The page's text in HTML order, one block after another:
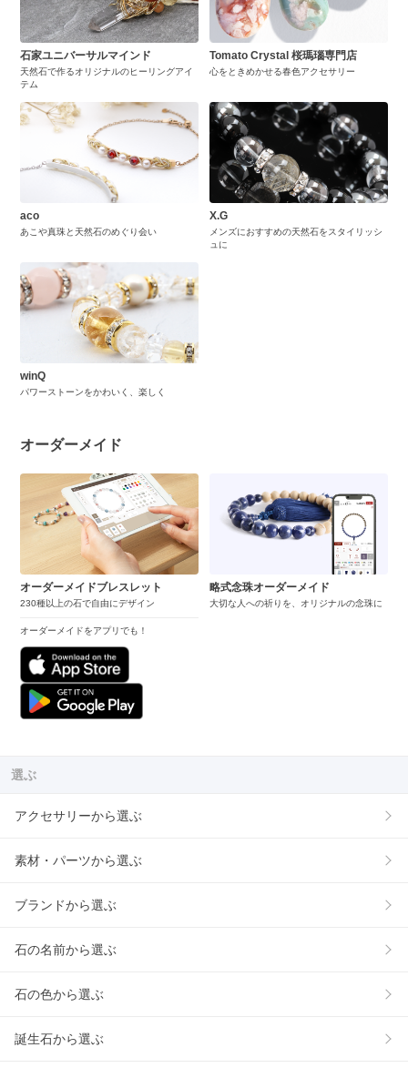
石家ユニバーサルマインド
天然石で作るオリジナルのヒーリングアイ
テム
Tomato Crystal 桜瑪瑙専門店
心をときめかせる春色アクセサリー
aco
あこや真珠と天然石のめぐり会い
X.G
メンズにおすすめの天然石をスタイリッシ
ュに
winQ
パワーストーンをかわいく、楽しく
オーダーメイド
オーダーメイドブレスレット
230種以上の石で自由にデザイン
オーダーメイドをアプリでも！
略式念珠オーダーメイド
大切な人への祈りを、オリジナルの念珠に
選ぶ
アクセサリーから選ぶ
素材・パーツから選ぶ
ブランドから選ぶ
石の名前から選ぶ
石の色から選ぶ
誕生石から選ぶ